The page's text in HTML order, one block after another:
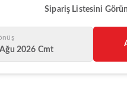
Sipariş Listesini
2026 Cmt